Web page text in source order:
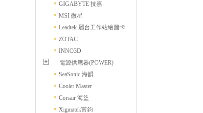
GIGABYTE 技嘉
MSI 微星
Leadtek 麗台工作站繪圖卡
ZOTAC
INNO3D
電源供應器(POWER)
SeaSonic 海韻
Cooler Master
Corsair 海盜
Xigmatek富鈞